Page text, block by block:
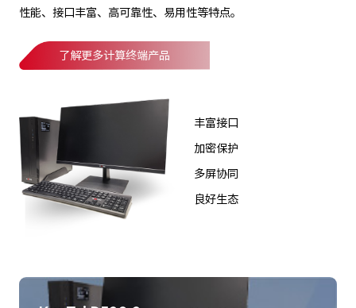
性能、接口丰富、高可靠性、易用性等特点。
了解更多计算终端产品
丰富接口
加密保护
多屏协同
良好生态